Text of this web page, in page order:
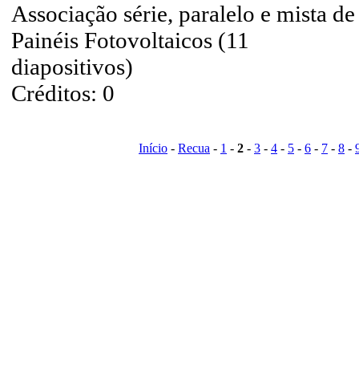
Associação série, paralelo e mista de
Painéis Fotovoltaicos (11
diapositivos)
Créditos: 0
Início - Recua - 1 - 2 - 3 - 4 - 5 - 6 - 7 - 8 -